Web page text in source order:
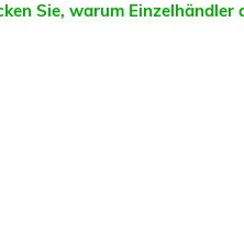
Sie, warum Einzelhändler